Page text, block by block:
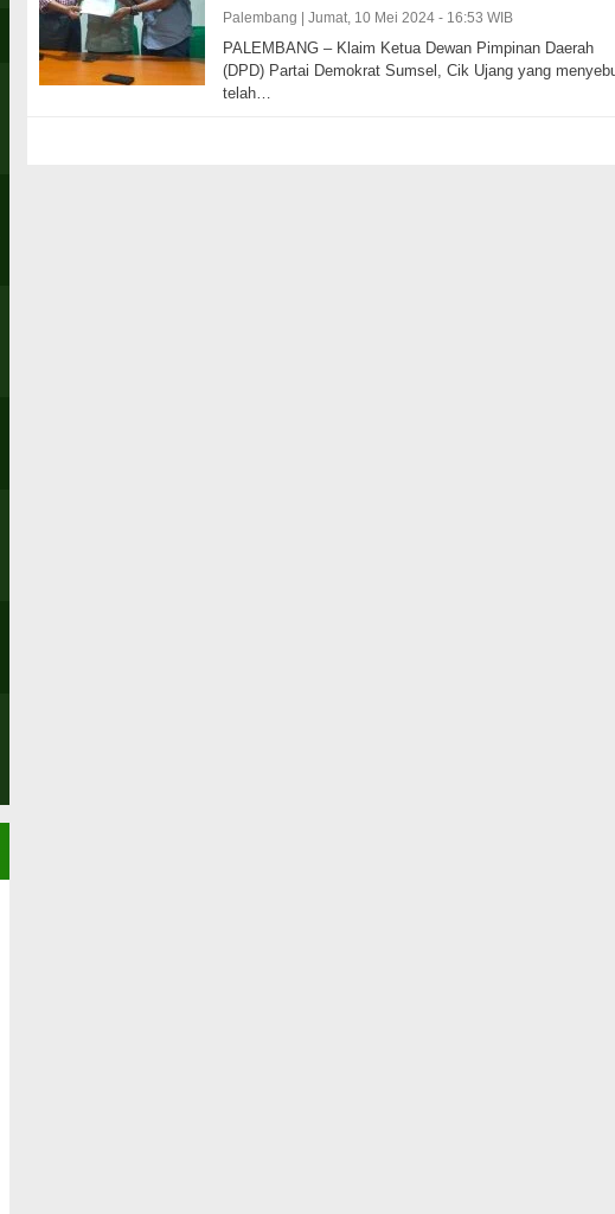
Palembang | Jumat, 10 Mei 2024 - 16:53 WIB
PALEMBANG – Klaim Ketua Dewan Pimpinan Daerah
(DPD) Partai Demokrat Sumsel, Cik Ujang yang
telah…